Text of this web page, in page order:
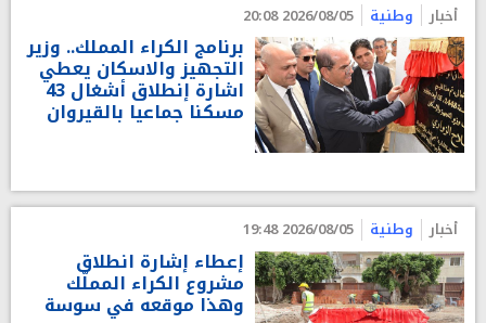
أخبار وطنية 2026/08/05 20:08
برنامج الكراء المملك.. وزير
التجهيز والاسكان يعطي
اشارة إنطلاق أشغال 43
مسكنا جماعيا بالقيروان
أخبار وطنية 2026/08/05 19:48
إعطاء إشارة انطلاق
مشروع الكراء المملّك
وهذا موقعه في سوسة